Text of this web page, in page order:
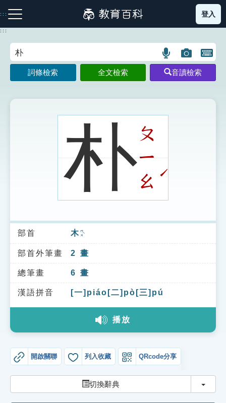
到
主
:::
注音索引圖示 筆畫索引圖示 部首索引表圖示
索引選單
知識索引
單字索引
生命大百科索引
教學應用
貓頭鷹博士
登入
:::
語
言
搜
示
圖
片
搜
開
鍵
圖
詞條檢索 全文檢索 音讀檢索
朴 ㄆ
ㄧ
ㄠ
ˊ
部首 木ㄇㄨˋ
部首外筆畫 2 畫
總筆畫 6 畫
漢語拼音 [一]piáo[二]pò[三]pú
播放
開啟關聯 列入收藏 QRcode分享
切換辭典 切換